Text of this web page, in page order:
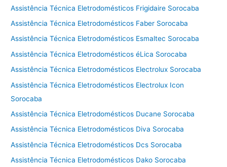
Assistência Técnica Eletrodomésticos Frigidaire Sorocaba
Assistência Técnica Eletrodomésticos Faber Sorocaba
Assistência Técnica Eletrodomésticos Esmaltec Sorocaba
Assistência Técnica Eletrodomésticos éLica Sorocaba
Assistência Técnica Eletrodomésticos Electrolux Sorocaba
Assistência Técnica Eletrodomésticos Electrolux Icon
Sorocaba
Assistência Técnica Eletrodomésticos Ducane Sorocaba
Assistência Técnica Eletrodomésticos Diva Sorocaba
Assistência Técnica Eletrodomésticos Dcs Sorocaba
Assistência Técnica Eletrodomésticos Dako Sorocaba